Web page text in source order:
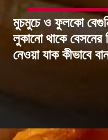
মুচমুচে ও ফুলকো
লুকানো থাকে
নেওয়া যাক কীভাবে